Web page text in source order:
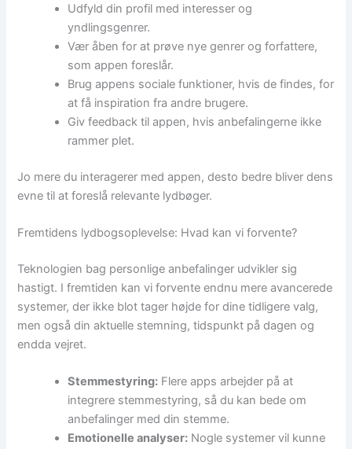
Udfyld din profil med interesser og
yndlingsgenrer.
Vær åben for at prøve nye genrer og forfattere,
som appen foreslår.
Brug appens sociale funktioner, hvis de findes, for
at få inspiration fra andre brugere.
Giv feedback til appen, hvis anbefalingerne ikke
rammer plet.
Jo mere du interagerer med appen, desto bedre bliver dens
evne til at foreslå relevante lydbøger.
Fremtidens lydbogsoplevelse: Hvad kan vi forvente?
Teknologien bag personlige anbefalinger udvikler sig
hastigt. I fremtiden kan vi forvente endnu mere avancerede
systemer, der ikke blot tager højde for dine tidligere valg,
men også din aktuelle stemning, tidspunkt på dagen og
endda vejret.
Stemmestyring: Flere apps arbejder på at
integrere stemmestyring, så du kan bede om
anbefalinger med din stemme.
Emotionelle analyser: Nogle systemer vil kunne